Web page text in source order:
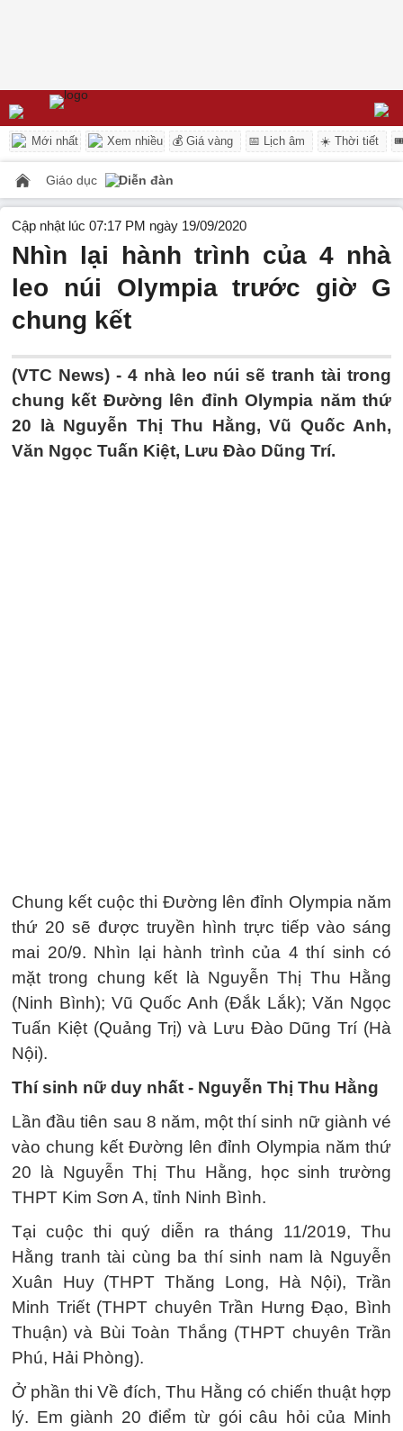
Mới nhất Xem nhiều 💰 Giá vàng 📅 Lịch âm ☀️ Thời tiết
Giáo dục Diễn đàn
Cập nhật lúc 07:17 PM ngày 19/09/2020
Nhìn lại hành trình của 4 nhà
leo núi Olympia trước giờ G
chung kết
(VTC News) - 4 nhà leo núi sẽ tranh tài trong
chung kết Đường lên đỉnh Olympia năm thứ
20 là Nguyễn Thị Thu Hằng, Vũ Quốc Anh,
Văn Ngọc Tuấn Kiệt, Lưu Đào Dũng Trí.
Chung kết cuộc thi Đường lên đỉnh Olympia năm
thứ 20 sẽ được truyền hình trực tiếp vào sáng
mai 20/9. Nhìn lại hành trình của 4 thí sinh có
mặt trong chung kết là Nguyễn Thị Thu Hằng
(Ninh Bình); Vũ Quốc Anh (Đắk Lắk); Văn Ngọc
Tuấn Kiệt (Quảng Trị) và Lưu Đào Dũng Trí (Hà
Nội).
Thí sinh nữ duy nhất - Nguyễn Thị Thu Hằng
Lần đầu tiên sau 8 năm, một thí sinh nữ giành vé
vào chung kết Đường lên đỉnh Olympia năm thứ
20 là Nguyễn Thị Thu Hằng, học sinh trường
THPT Kim Sơn A, tỉnh Ninh Bình.
Tại cuộc thi quý diễn ra tháng 11/2019, Thu
Hằng tranh tài cùng ba thí sinh nam là Nguyễn
Xuân Huy (THPT Thăng Long, Hà Nội), Trần
Minh Triết (THPT chuyên Trần Hưng Đạo, Bình
Thuận) và Bùi Toàn Thắng (THPT chuyên Trần
Phú, Hải Phòng).
Ở phần thi Về đích, Thu Hằng có chiến thuật hợp
lý. Em giành 20 điểm từ gói câu hỏi của Minh